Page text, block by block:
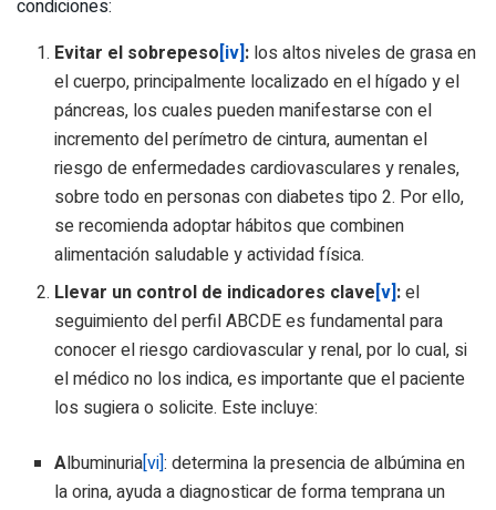
condiciones:
Evitar el sobrepeso[iv]: los altos niveles de grasa en
el cuerpo, principalmente localizado en el hígado y el
páncreas, los cuales pueden manifestarse con el
incremento del perímetro de cintura, aumentan el
riesgo de enfermedades cardiovasculares y renales,
sobre todo en personas con diabetes tipo 2. Por ello,
se recomienda adoptar hábitos que combinen
alimentación saludable y actividad física.
Llevar un control de indicadores clave[v]:el
seguimiento del perfil ABCDE es fundamental para
conocer el riesgo cardiovascular y renal, por lo cual, si
el médico no los indica, es importante que el paciente
los sugiera o solicite. Este incluye:
Albuminuria[vi]: determina la presencia de albúmina en
la orina, ayuda a diagnosticar de forma temprana un